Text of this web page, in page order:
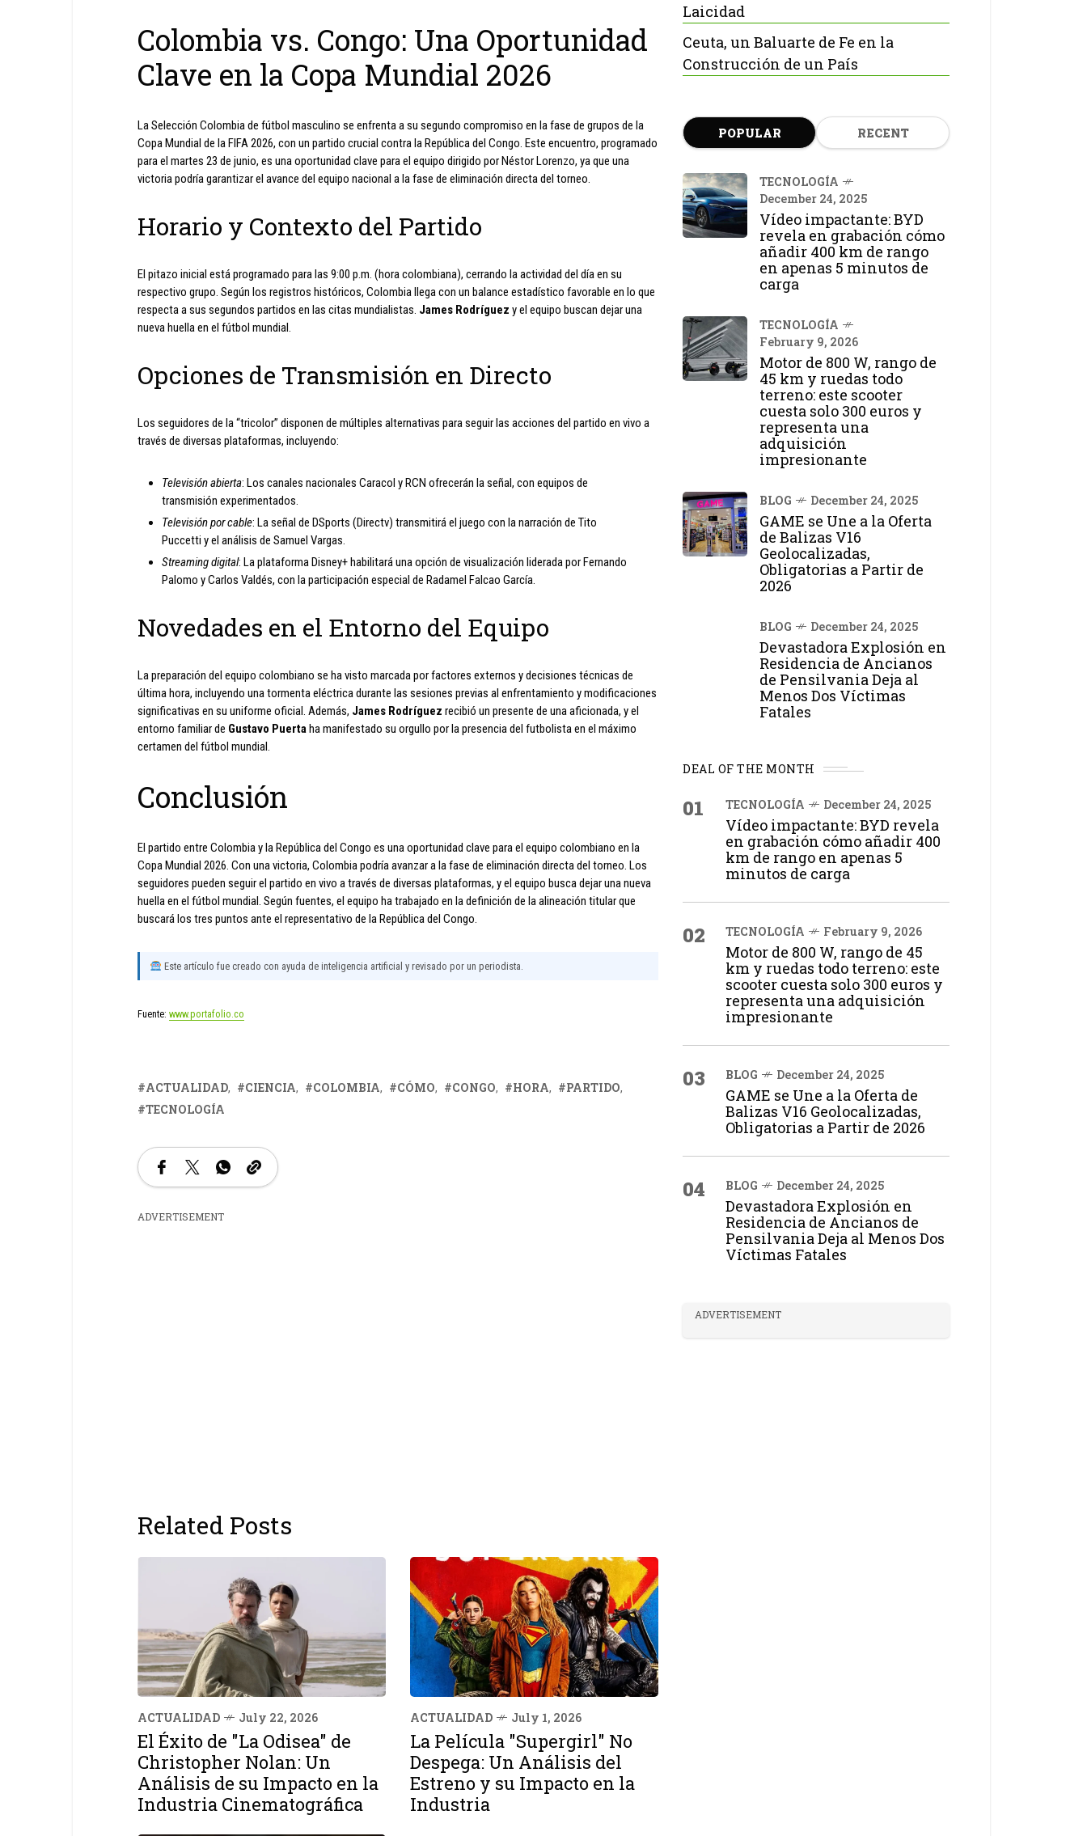
Colombia vs. Congo: Una Oportunidad
Clave en la Copa Mundial 2026
La Selección Colombia de fútbol masculino se enfrenta a su segundo compromiso en la fase de grupos de la
Copa Mundial de la FIFA 2026, con un partido crucial contra la República del Congo. Este encuentro, programado
para el martes 23 de junio, es una oportunidad clave para el equipo dirigido por Néstor Lorenzo, ya que una
victoria podría garantizar el avance del equipo nacional a la fase de eliminación directa del torneo.
Horario y Contexto del Partido
El pitazo inicial está programado para las 9:00 p.m. (hora colombiana), cerrando la actividad del día en su
respectivo grupo. Según los registros históricos, Colombia llega con un balance estadístico favorable en lo que
respecta a sus segundos partidos en las citas mundialistas. James Rodríguez y el equipo buscan dejar una
nueva huella en el fútbol mundial.
Opciones de Transmisión en Directo
Los seguidores de la “tricolor” disponen de múltiples alternativas para seguir las acciones del partido en vivo a
través de diversas plataformas, incluyendo:
Televisión abierta: Los canales nacionales Caracol y RCN ofrecerán la señal, con equipos de
transmisión experimentados.
Televisión por cable: La señal de DSports (Directv) transmitirá el juego con la narración de Tito
Puccetti y el análisis de Samuel Vargas.
Streaming digital: La plataforma Disney+ habilitará una opción de visualización liderada por Fernando
Palomo y Carlos Valdés, con la participación especial de Radamel Falcao García.
Novedades en el Entorno del Equipo
La preparación del equipo colombiano se ha visto marcada por factores externos y decisiones técnicas de
última hora, incluyendo una tormenta eléctrica durante las sesiones previas al enfrentamiento y modificaciones
significativas en su uniforme oficial. Además, James Rodríguez recibió un presente de una aficionada, y el
entorno familiar de Gustavo Puertaha manifestado su orgullo por la presencia del futbolista en el máximo
certamen del fútbol mundial.
Conclusión
El partido entre Colombia y la República del Congo es una oportunidad clave para el equipo colombiano en la
Copa Mundial 2026. Con una victoria, Colombia podría avanzar a la fase de eliminación directa del torneo. Los
seguidores pueden seguir el partido en vivo a través de diversas plataformas, y el equipo busca dejar una nueva
huella en el fútbol mundial. Según fuentes, el equipo ha trabajado en la definición de la alineación titular que
buscará los tres puntos ante el representativo de la República del Congo.
Este artículo fue creado con ayuda de inteligencia artificial y revisado por un periodista.
Fuente: www.portafolio.co
ACTUALIDAD CIENCIA COLOMBIA CÓMO CONGO HORA
PARTIDO
TECNOLOGÍA
ADVERTISEMENT
Related Posts
ACTUALIDAD July 22, 2026
El Éxito de "La Odisea" de
Christopher Nolan: Un
Análisis de su Impacto en la
Industria Cinematográfica
ACTUALIDAD July 1, 2026
La Película "Supergirl" No
Despega: Un Análisis del
Estreno y su Impacto en la
Industria
Laicidad
Ceuta, un Baluarte de Fe en la
Construcción de un País
POPULAR RECENT
TECNOLOGÍA
December 24, 2025
Vídeo impactante: BYD
revela en grabación cómo
añadir 400 km de rango
en apenas 5 minutos de
carga
TECNOLOGÍA
February 9, 2026
Motor de 800 W, rango de
45 km y ruedas todo
terreno: este scooter
cuesta solo 300 euros y
representa una
adquisición
impresionante
BLOG December 24, 2025
GAME se Une a la Oferta
de Balizas V16
Geolocalizadas,
Obligatorias a Partir de
2026
BLOG December 24, 2025
Devastadora Explosión en
Residencia de Ancianos
de Pensilvania Deja al
Menos Dos Víctimas
Fatales
DEAL OF THE MONTH
01 TECNOLOGÍA December 24, 2025
Vídeo impactante: BYD revela
en grabación cómo añadir 400
km de rango en apenas 5
minutos de carga
02 TECNOLOGÍA February 9, 2026
Motor de 800 W, rango de 45
km y ruedas todo terreno: este
scooter cuesta solo 300 euros y
representa una adquisición
impresionante
03 BLOG December 24, 2025
GAME se Une a la Oferta de
Balizas V16 Geolocalizadas,
Obligatorias a Partir de 2026
04 BLOG December 24, 2025
Devastadora Explosión en
Residencia de Ancianos de
Pensilvania Deja al Menos Dos
Víctimas Fatales
ADVERTISEMENT